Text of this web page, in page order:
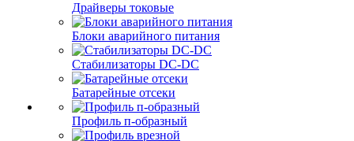
Драйверы токовые
Блоки аварийного питания
Стабилизаторы DC-DC
Батарейные отсеки
Профиль п-образный